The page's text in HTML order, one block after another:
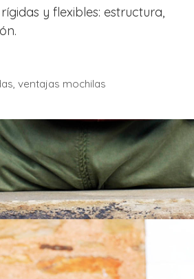
y flexibles: estructura,
,ventajas mochilas